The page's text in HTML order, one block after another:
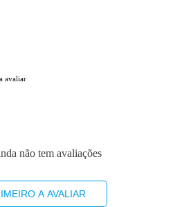
avaliar
não tem avaliações
A AVALIAR